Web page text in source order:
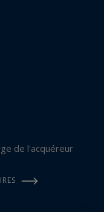
de l'acquéreur